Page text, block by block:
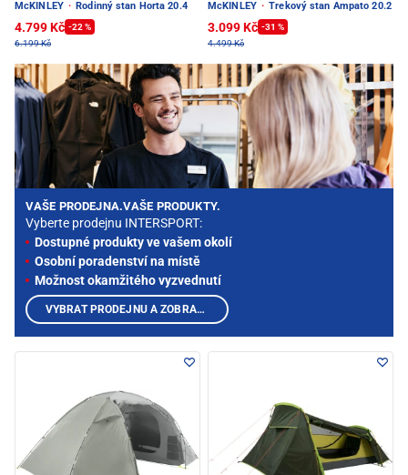
McKINLEY · Rodinný stan Horta 20.4
4.799 Kč -22 %
6.199 Kč
McKINLEY · Trekový stan Ampato 20.2
3.099 Kč -31 %
4.499 Kč
VAŠE PRODEJNA.VAŠE PRODUKTY.
Vyberte prodejnu INTERSPORT:
Dostupné produkty ve vašem okolí
Osobní poradenství na místě
Možnost okamžitého vyzvednutí
VYBRAT PRODEJNU A ZOBRAZIT PRODUKTY